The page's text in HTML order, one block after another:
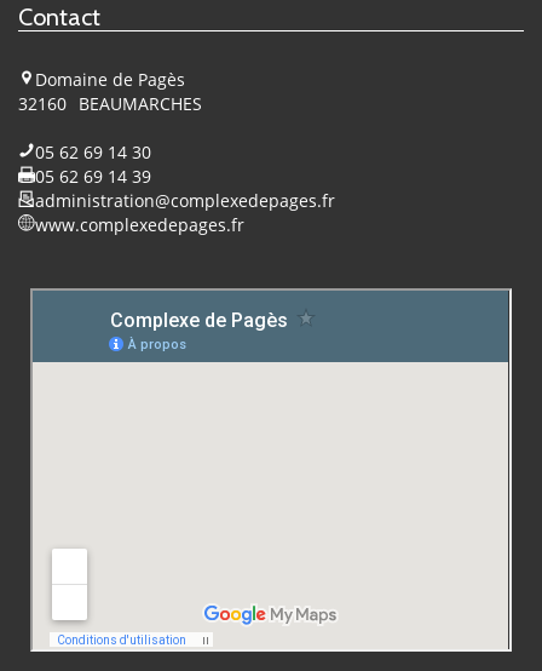
Contact
Domaine de Pagès
32160 BEAUMARCHES
05 62 69 14 30
05 62 69 14 39
administration@complexedepages.fr
www.complexedepages.fr